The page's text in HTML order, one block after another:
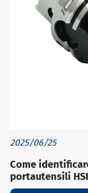
2025/06/25
Come
portautensili